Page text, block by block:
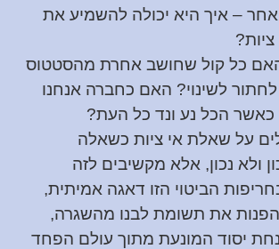
– איך היא יכולה להשמיע את
כל קול שחושב אחרת מהסטטוס
לחתור לשינוי? האם כחברה אנחנו
כאשר הכל נע ונד כל העת?
על שאלת אי ציות כשאלה
ולא נכון, אלא מקשיבים לזה
הביטוי הזו דאגה אמיתית,
את תשומת לבנו מהשגרה,
יסוד המונעת מתוך עולם הפחד